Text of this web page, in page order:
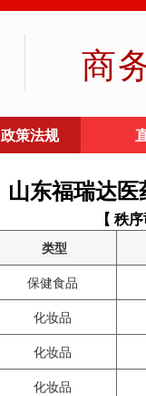
商
政策法规
山东福瑞达
【 秩
类型
保健食品
化妆品
化妆品
化妆品